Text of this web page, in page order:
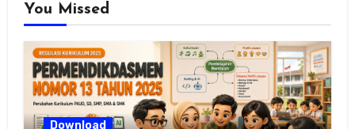
You Missed
Download